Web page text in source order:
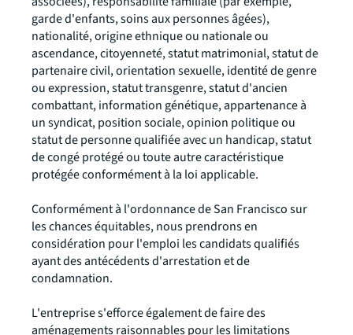
garde d'enfants, soins aux personnes âgées),
nationalité, origine ethnique ou nationale ou
ascendance, citoyenneté, statut matrimonial, statut de
partenaire civil, orientation sexuelle, identité de genre
ou expression, statut transgenre, statut d'ancien
combattant, information génétique, appartenance à
un syndicat, position sociale, opinion politique ou
statut de personne qualifiée avec un handicap, statut
de congé protégé ou toute autre caractéristique
protégée conformément à la loi applicable.
Conformément à l'ordonnance de San Francisco sur
les chances équitables, nous prendrons en
considération pour l'emploi les candidats qualifiés
ayant des antécédents d'arrestation et de
condamnation.
L'entreprise s'efforce également de faire des
aménagements raisonnables pour les limitations